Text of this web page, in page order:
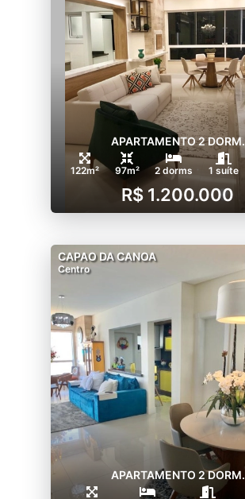
APARTAMENTO 2 DORM.
122m² 97m² 2 dorms 1 suíte
R$ 1.200.000
CAPAO DA CANOA
Centro
APARTAMENTO 2 DORM.